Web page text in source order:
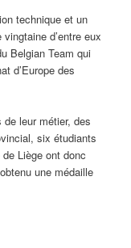
technique et un
d’entre eux
Belgian Team qui
d’Europe des
leur métier, des
six étudiants
Liège ont donc
une médaille